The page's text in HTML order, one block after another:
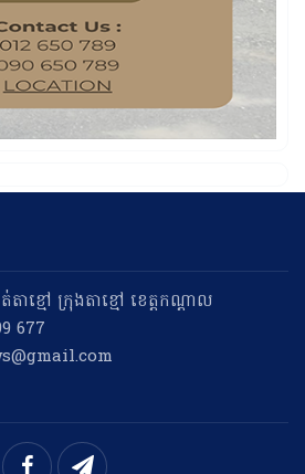
ាខ្មៅ ក្រុងតាខ្មៅ ខេត្តកណ្តាល
677